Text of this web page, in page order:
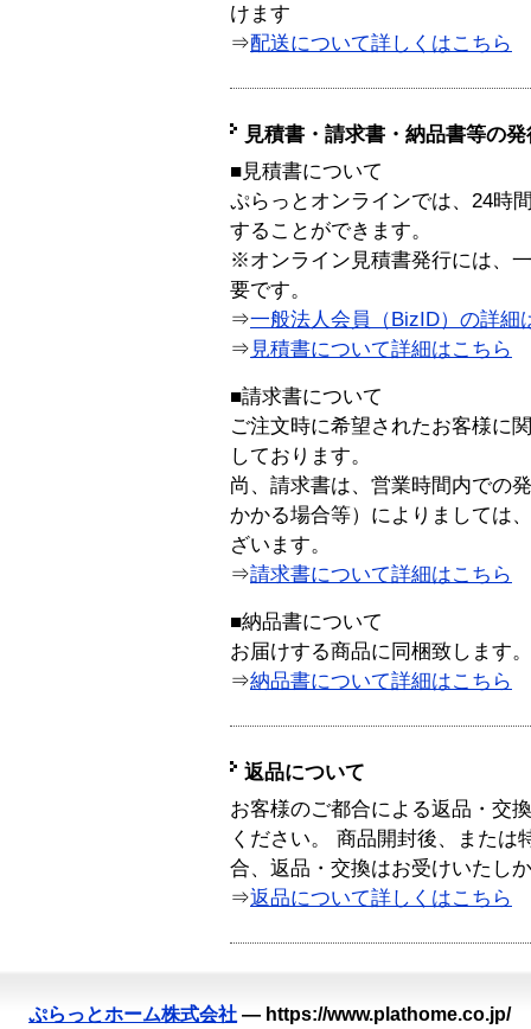
けます
⇒配送について詳しくはこちら
見積書・請求書・納品書等の
■見積書について
ぷらっとオンラインでは、24時
することができます。
※オンライン見積書発行には、
要です。
⇒一般法人会員（BizID）の詳細
⇒ 見積書について詳細はこちら
■請求書について
ご注文時に希望されたお客様に
しております。
尚、請求書は、営業時間内での
かかる場合等）によりましては
ざいます。
⇒請求書について詳細はこちら
■納品書について
お届けする商品に同梱致します。
⇒納品書について詳細はこちら
返品について
お客様のご都合による返品・交
ください。 商品開封後、または
合、返品・交換はお受けいたし
⇒返品について詳しくはこちら
ぷらっとホーム株式会社 — https://www.plathome.co.jp/